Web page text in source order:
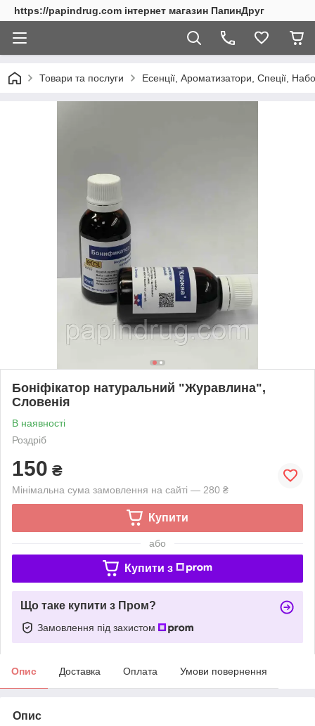
https://papindrug.com інтернет магазин ПапинДруг
Товари та послуги Есенції, Ароматизатори, Спеції,
Боніфікатор натуральний "Журавлина",
Словенія
В наявності
Роздріб
150 ₴
Мінімальна сума замовлення на сайті — 280 ₴
Купити
або
Купити з
Що таке купити з Пром?
Замовлення під захистом
Опис Доставка Оплата Умови повернення
Опис